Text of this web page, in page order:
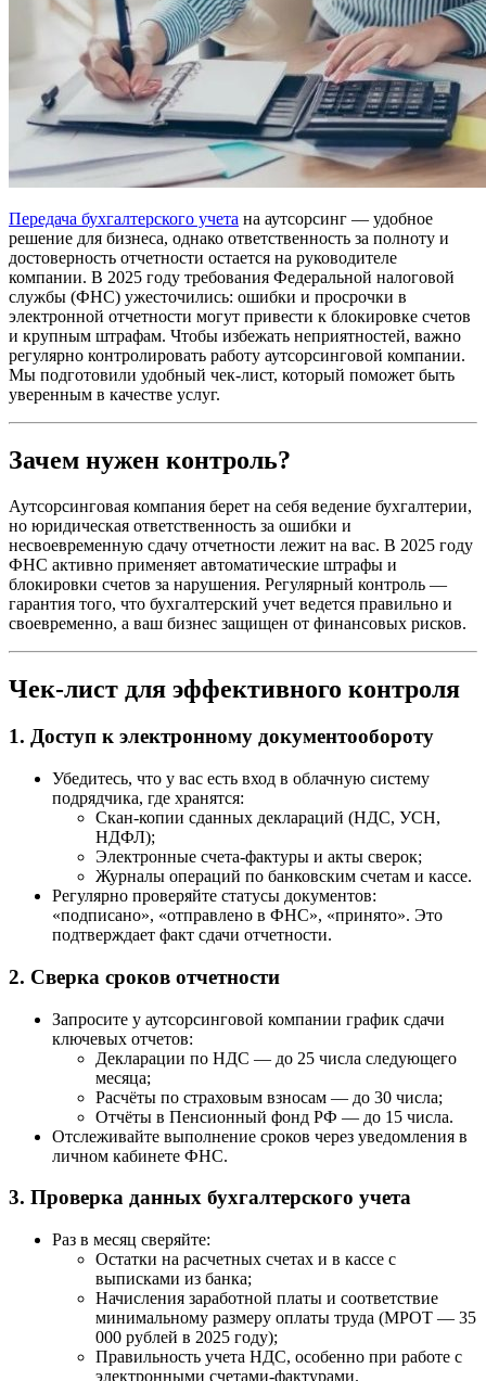
Передача бухгалтерского учета на аутсорсинг — удобное
решение для бизнеса, однако ответственность за полноту и
достоверность отчетности остается на руководителе
компании. В 2025 году требования Федеральной налоговой
службы (ФНС) ужесточились: ошибки и просрочки в
электронной отчетности могут привести к блокировке счетов
и крупным штрафам. Чтобы избежать неприятностей, важно
регулярно контролировать работу аутсорсинговой компании.
Мы подготовили удобный чек-лист, который поможет быть
уверенным в качестве услуг.
Зачем нужен контроль?
Аутсорсинговая компания берет на себя ведение бухгалтерии,
но юридическая ответственность за ошибки и
несвоевременную сдачу отчетности лежит на вас. В 2025 году
ФНС активно применяет автоматические штрафы и
блокировки счетов за нарушения. Регулярный контроль —
гарантия того, что бухгалтерский учет ведется правильно и
своевременно, а ваш бизнес защищен от финансовых рисков.
Чек-лист для эффективного контроля
1. Доступ к электронному документообороту
Убедитесь, что у вас есть вход в облачную систему
подрядчика, где хранятся:
Скан-копии сданных деклараций (НДС, УСН,
НДФЛ);
Электронные счета-фактуры и акты сверок;
Журналы операций по банковским счетам и кассе.
Регулярно проверяйте статусы документов:
«подписано», «отправлено в ФНС», «принято». Это
подтверждает факт сдачи отчетности.
2. Сверка сроков отчетности
Запросите у аутсорсинговой компании график сдачи
ключевых отчетов:
Декларации по НДС — до 25 числа следующего
месяца;
Расчёты по страховым взносам — до 30 числа;
Отчёты в Пенсионный фонд РФ — до 15 числа.
Отслеживайте выполнение сроков через уведомления в
личном кабинете ФНС.
3. Проверка данных бухгалтерского учета
Раз в месяц сверяйте:
Остатки на расчетных счетах и в кассе с
выписками из банка;
Начисления заработной платы и соответствие
минимальному размеру оплаты труда (МРОТ — 35
000 рублей в 2025 году);
Правильность учета НДС, особенно при работе с
электронными счетами-фактурами.